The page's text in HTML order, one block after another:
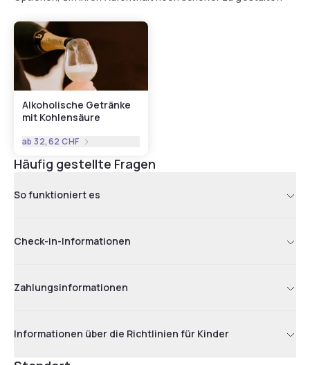
Alkoholische Getränke
mit Kohlensäure
ab 32,62 CHF
Häufig gestellte Fragen
So funktioniert es
Check-in-Informationen
Zahlungsinformationen
Informationen über die Richtlinien für Kinder